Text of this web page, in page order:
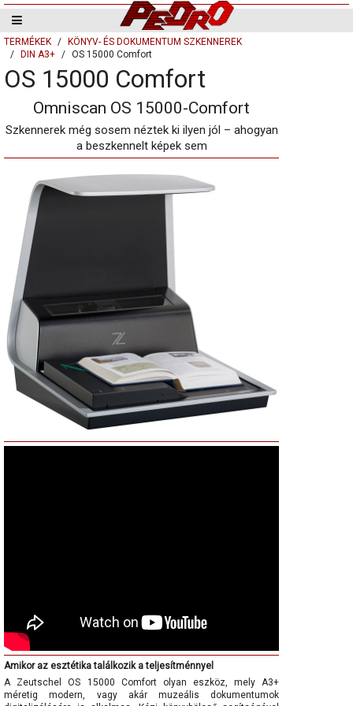
TERMÉKEK
KÖNYV- ÉS DOKUMENTUM SZKENNEREK
DIN A3+
OS 15000 Comfort
OS 15000 Comfort
Omniscan OS 15000-Comfort
Szkennerek még sosem néztek ki ilyen jól – ahogyan
a beszkennelt képek sem
Amikor az esztétika találkozik a teljesítménnyel
A Zeutschel OS 15000 Comfort olyan eszköz, mely A3+
méretig modern, vagy akár muzeális dokumentumok